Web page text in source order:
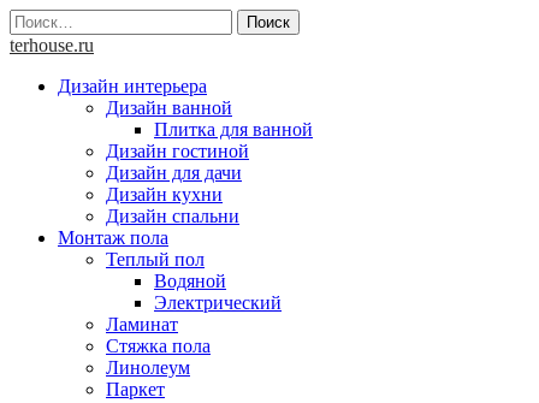
Skip
to
Найти:
terhouse.ru
Дизайн интерьера
Дизайн ванной
Плитка для ванной
Дизайн гостиной
Дизайн для дачи
Дизайн кухни
Дизайн спальни
Монтаж пола
Теплый пол
Водяной
Электрический
Ламинат
Стяжка пола
Линолеум
Паркет